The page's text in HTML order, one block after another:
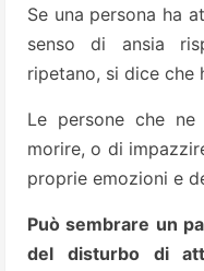
Se una persona ha
senso di ansia
ripetano, si dice che
Le persone che
morire, o di
proprie emozioni e
Può sembrare un
del disturbo di